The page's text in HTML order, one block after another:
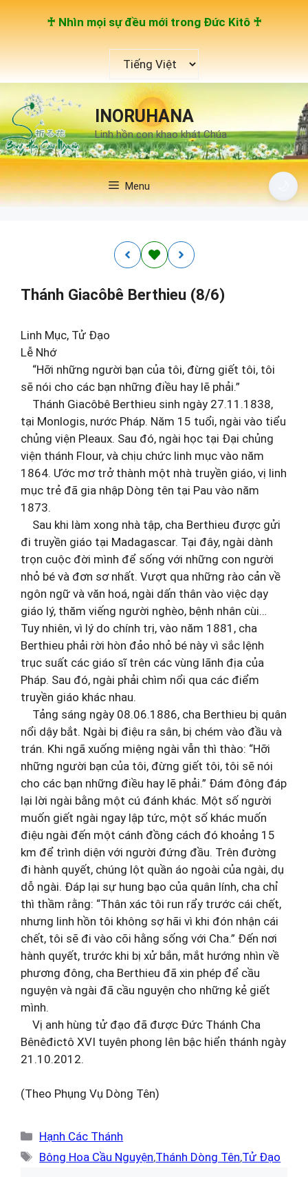
♰ Nhìn mọi sự đều mới trong Đức Kitô ♰
ngôn
ngữ
INORUHANA
Linh hồn con khao khát Chúa
Menu
Thánh Giacôbê Berthieu (8/6)
Linh Mục, Tử Đạo
Lễ Nhớ
“Hỡi những người bạn của tôi, đừng giết tôi, tôi
sẽ nói cho các bạn những điều hay lẽ phải.”
Thánh Giacôbê Berthieu sinh ngày 27.11.1838,
tại Monlogis, nước Pháp. Năm 15 tuổi, ngài vào tiểu
chủng viện Pleaux. Sau đó, ngài học tại Đại chủng
viện thánh Flour, và chịu chức linh mục vào năm
1864. Ước mơ trở thành một nhà truyền giáo, vị linh
mục trẻ đã gia nhập Dòng tên tại Pau vào năm
1873.
Sau khi làm xong nhà tập, cha Berthieu được gửi
đi truyền giáo tại Madagascar. Tại đây, ngài dành
trọn cuộc đời mình để sống với những con người
nhỏ bé và đơn sơ nhất. Vượt qua những rào cản về
ngôn ngữ và văn hoá, ngài dấn thân vào việc dạy
giáo lý, thăm viếng người nghèo, bệnh nhân cùi…
Tuy nhiên, vì lý do chính trị, vào năm 1881, cha
Berthieu phải rời hòn đảo nhỏ bé này vì sắc lệnh
trục suất các giáo sĩ trên các vùng lãnh địa của
Pháp. Sau đó, ngài phải chìm nổi qua các điểm
truyền giáo khác nhau.
Tảng sáng ngày 08.06.1886, cha Berthieu bị quân
nổi dậy bắt. Ngài bị điệu ra sân, bị chém vào đầu và
trán. Khi ngã xuống miệng ngài vẫn thì thào: “Hỡi
những người bạn của tôi, đừng giết tôi, tôi sẽ nói
cho các bạn những điều hay lẽ phải.” Đám đông đáp
lại lời ngài bằng một cú đánh khác. Một số người
muốn giết ngài ngay lập tức, một số khác muốn
điệu ngài đến một cánh đồng cách đó khoảng 15
km để trình diện với người đứng đầu. Trên đường
đi hành quyết, chúng lột quần áo ngoài của ngài, dụ
dỗ ngài. Đáp lại sự hung bạo của quân lính, cha chỉ
thì thầm rằng: “Thân xác tôi run rẩy trước cái chết,
nhưng linh hồn tôi không sợ hãi vì khi đón nhận cái
chết, tôi sẽ đi vào cõi hằng sống với Cha.” Đến nơi
hành quyết, trước khi bị xử bắn, mắt hướng nhìn về
phương đông, cha Berthieu đã xin phép để cầu
nguyện và ngài đã cầu nguyện cho những kẻ giết
mình.
Vị anh hùng tử đạo đã được Đức Thánh Cha
Bênêđictô XVI tuyên phong lên bậc hiển thánh ngày
21.10.2012.
(Theo Phụng Vụ Dòng Tên)
Danh
mục
Hạnh Các Thánh
Thẻ
Bông Hoa Cầu Nguyện,Thánh Dòng Tên,Tử Đạo